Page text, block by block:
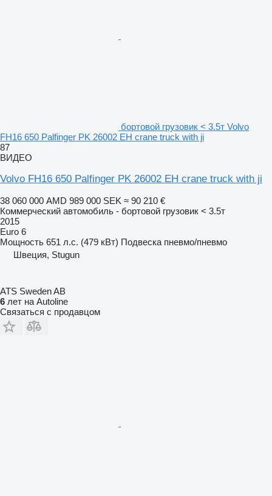
бортовой грузовик < 3.5т Volvo
FH16 650 Palfinger PK 26002 EH crane truck with ji
87
ВИДЕО
Volvo FH16 650 Palfinger PK 26002 EH crane truck with ji
38 060 000 AMD 989 000 SEK ≈ 90 210 €
Коммерческий автомобиль - бортовой грузовик < 3.5т
2015
Euro 6
Мощность 651 л.с. (479 кВт) Подвеска пневмо/пневмо
Швеция, Stugun
ATS Sweden AB
6 лет на Autoline
Связаться с продавцом